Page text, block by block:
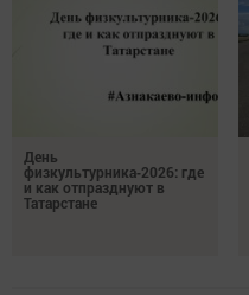
День
физкультурника‑2026: где
и как отпразднуют в
Татарстане